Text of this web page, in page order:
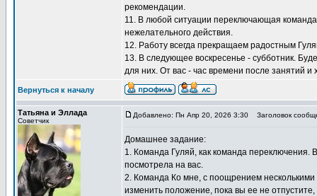
рекомендации.
11. В любой ситуации переключающая
нежелательного действия.
12. Работу всегда прекращаем радостным
13. В следующее воскресенье - субботник.
для них. От вас - час времени после занятий
Вернуться к началу
Татьяна и Эллада
Советчик
Добавлено: Пн Апр 20, 2026 3:30 Заголовок
Домашнее задание:
1. Команда Гуляй, как команда переключения.
посмотрела на вас.
2. Команда Ко мне, с поощрением несколькими
изменить положение, пока вы ее не